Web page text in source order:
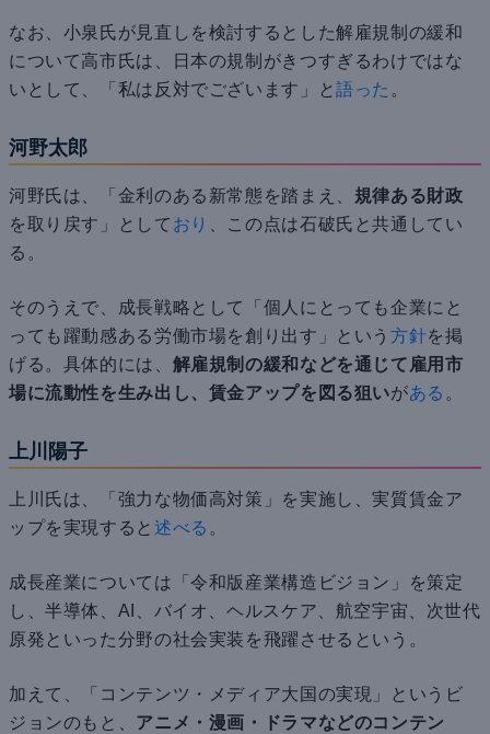
なお、小泉氏が見直しを検討するとした解雇規制の緩和
について高市氏は、日本の規制がきつすぎるわけではな
いとして、「私は反対でございます」と語った 。
河野太郎
河野氏は、「金利のある新常態を踏まえ、 規律ある財政
を取り戻す」として おり
、この点は石破氏と共通してい
る。
そのうえで、成長戦略として「個人にとっても企業にと
っても躍動感ある労働市場を創り出す」という方針を掲
げる。具体的には、 解雇規制の緩和などを通じて雇用市
場に流動性を生み出し、賃金アップを図る狙いがある 。
上川陽子
上川氏は、「強力な物価高対策」を実施し、実質賃金ア
ップを実現すると 述べる 。
成長産業については「令和版産業構造ビジョン」を策定
し、半導体、AI、バイオ、ヘルスケア、航空宇宙、次世代
原発といった分野の社会実装を飛躍させるという。
加えて、「コンテンツ・メディア大国の実現」というビ
ジョンのもと、 アニメ・漫画・ドラマなどのコンテン